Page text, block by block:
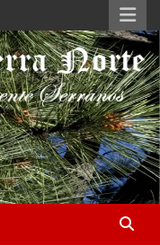
Norte